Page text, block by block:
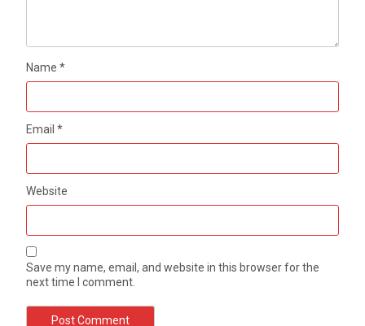
Name*
Email*
Website
Save my name, email, and website in this browser for the
next time I comment.